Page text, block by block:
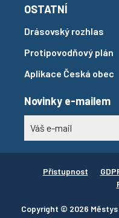
OSTATNÍ
Drásovský rozhlas
Protipovodňový plán
Aplikace Česká obec
Novinky e-mailem
Copyright © 2026
Přístupnost